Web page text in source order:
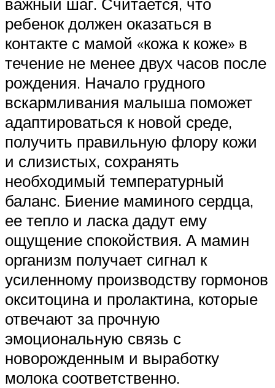
ребенок должен оказаться в
контакте с мамой «кожа к коже» в
течение не менее двух часов после
рождения. Начало грудного
вскармливания малыша поможет
адаптироваться к новой среде,
получить правильную флору кожи
и слизистых, сохранять
необходимый температурный
баланс. Биение маминого сердца,
ее тепло и ласка дадут ему
ощущение спокойствия. А мамин
организм получает сигнал к
усиленному производству гормонов
окситоцина и пролактина, которые
отвечают за прочную
эмоциональную связь с
новорожденным и выработку
молока соответственно.